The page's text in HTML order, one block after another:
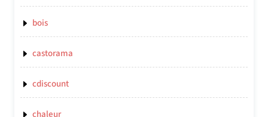
bois
castorama
cdiscount
chaleur